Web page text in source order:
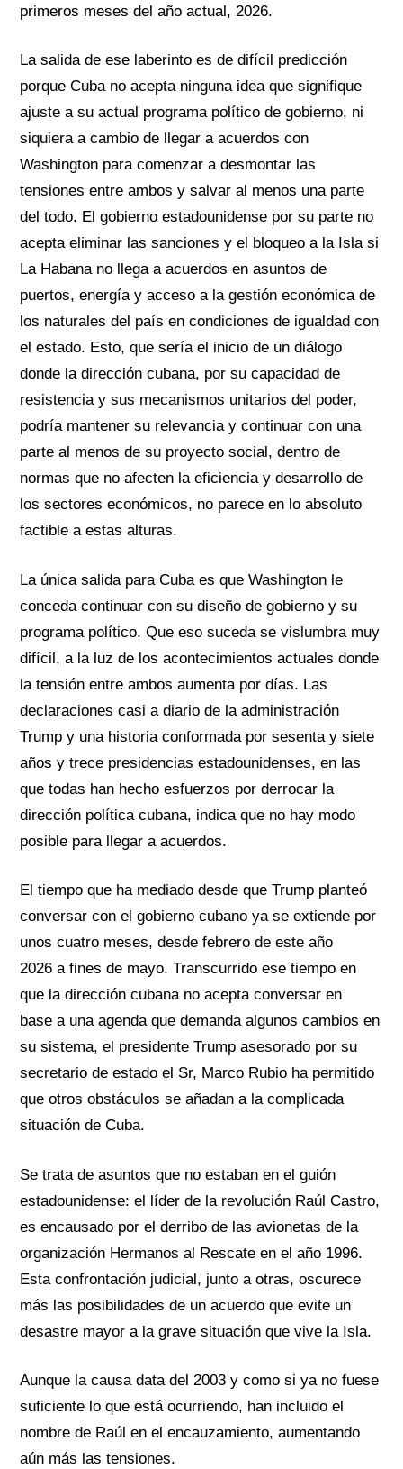
primeros meses del año actual, 2026.
La salida de ese laberinto es de difícil predicción
porque Cuba no acepta ninguna idea que signifique
ajuste a su actual programa político de gobierno, ni
siquiera a cambio de llegar a acuerdos con
Washington para comenzar a desmontar las
tensiones entre ambos y salvar al menos una parte
del todo. El gobierno estadounidense por su parte no
acepta eliminar las sanciones y el bloqueo a la Isla si
La Habana no llega a acuerdos en asuntos de
puertos, energía y acceso a la gestión económica de
los naturales del país en condiciones de igualdad con
el estado. Esto, que sería el inicio de un diálogo
donde la dirección cubana, por su capacidad de
resistencia y sus mecanismos unitarios del poder,
podría mantener su relevancia y continuar con una
parte al menos de su proyecto social, dentro de
normas que no afecten la eficiencia y desarrollo de
los sectores económicos, no parece en lo absoluto
factible a estas alturas.
La única salida para Cuba es que Washington le
conceda continuar con su diseño de gobierno y su
programa político. Que eso suceda se vislumbra muy
difícil, a la luz de los acontecimientos actuales donde
la tensión entre ambos aumenta por días. Las
declaraciones casi a diario de la administración
Trump y una historia conformada por sesenta y siete
años y trece presidencias estadounidenses, en las
que todas han hecho esfuerzos por derrocar la
dirección política cubana, indica que no hay modo
posible para llegar a acuerdos.
El tiempo que ha mediado desde que Trump planteó
conversar con el gobierno cubano ya se extiende por
unos cuatro meses, desde febrero de este año
2026 a fines de mayo. Transcurrido ese tiempo en
que la dirección cubana no aceptaconversar en
base auna agenda que demanda algunos cambios en
su sistema, el presidente Trump asesorado por su
secretario de estado el Sr, Marco Rubio ha permitido
que otros obstáculos se añadan a la complicada
situación de Cuba.
Se trata de asuntos que no estaban en el guión
estadounidense: el líder de la revolución Raúl Castro,
es encausado por el derribo de las avionetas de la
organización Hermanos al Rescate en el año 1996.
Esta confrontación judicial, junto a otras, oscurece
más las posibilidades de un acuerdo que evite un
desastre mayor a la grave situación que vive la Isla.
Aunque la causa data del 2003 y como si ya no fuese
suficiente lo que está ocurriendo, han incluido el
nombre de Raúl en el encauzamiento, aumentando
aún más las tensiones.